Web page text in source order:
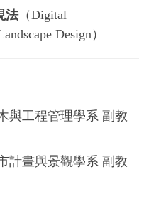
法（Digital
Design）
與工程管理學系 副教
計畫與景觀學系 副教